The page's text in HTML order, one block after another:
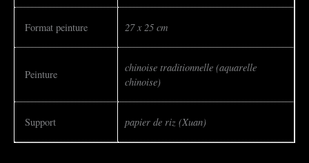
Format peinture 27 x 25 cm
Peinture
chinoise traditionnelle (aquarelle
chinoise)
Support papier de riz (Xuan)